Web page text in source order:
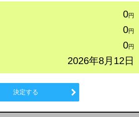
0円
0円
0円
2026年8月12日
決定する